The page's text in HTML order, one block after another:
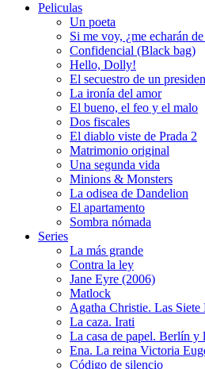
Peliculas
Un poeta
Si me voy, ¿me echarán
Confidencial (Black bag)
Hello, Dolly!
El secuestro de un
La ironía del amor
El bueno, el feo y el malo
Dos fiscales
El diablo viste de Prada 2
Matrimonio original
Una segunda vida
Minions & Monsters
La odisea de Dandelion
El apartamento
Sombra nómada
Series
La más grande
Contra la ley
Jane Eyre (2006)
Matlock
Agatha Christie. Las Siete
La caza. Irati
La casa de papel. Berlín y
Ena. La reina Victoria
Código de silencio